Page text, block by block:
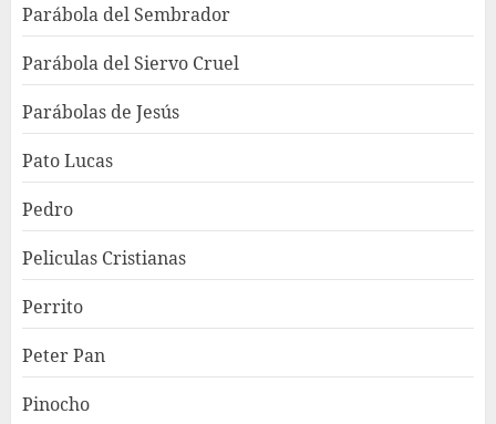
Parábola del Sembrador
Parábola del Siervo Cruel
Parábolas de Jesús
Pato Lucas
Pedro
Peliculas Cristianas
Perrito
Peter Pan
Pinocho